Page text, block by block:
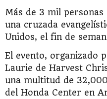
Más de 3 mil personas
una cruzada
Unidos, el fin de
El evento, organizado
Laurie de Harvest
una multitud de
del Honda Center en